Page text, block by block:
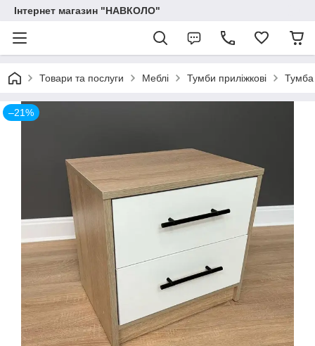
Інтернет магазин "НАВКОЛО"
Товари та послуги Меблі Тумби приліжкові Тумба
–21%